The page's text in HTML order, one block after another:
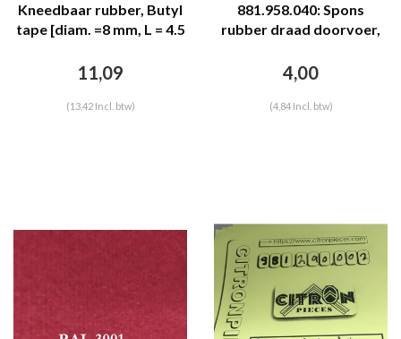
Kneedbaar rubber, Butyl
tape [diam. =8 mm, L = 4.5
11,09
(13,42 Incl. btw)
881.958.040: Spons
rubber draad doorvoer,
diam. 8 mm.
4,00
(4,84 Incl. btw)